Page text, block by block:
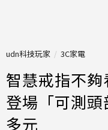
udn科技玩家 3C家電
智慧戒指不
登場「可測
多元